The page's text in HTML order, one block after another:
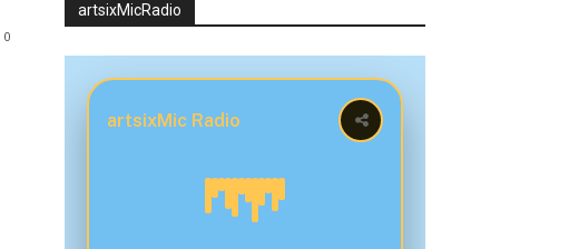
0
artsixMicRadio